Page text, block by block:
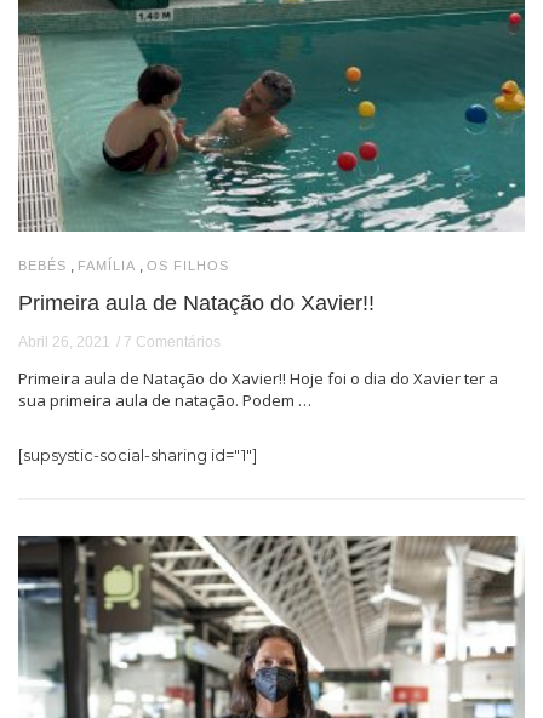
BEBÉS FAMÍLIA OS FILHOS
Primeira aula de Natação do Xavier!!
Abril 26, 2021 7 Comentários
Primeira aula de Natação do Xavier!! Hoje foi o dia do Xavier ter a
sua primeira aula de natação. Podem …
[supsystic-social-sharing id="1"]